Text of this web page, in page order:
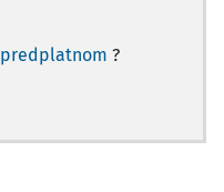
predplatnom ?